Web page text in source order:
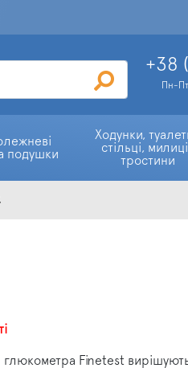
+38
Пн-
подушки
Ходунки,
стільці,
тростини
Finetest вирішують